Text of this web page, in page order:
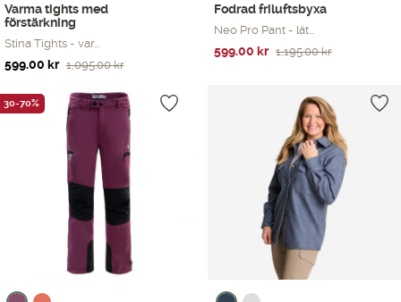
Varma tights med
förstärkning
Stina Tights - var...
1,095.00kr
Det
priset
1,095.00 kr.
599.00 kr
Det
priset
Fodrad friluftsbyxa
Neo Pro Pant - lät...
1,195.00kr
Det
599.00 kr
Det
30-70%